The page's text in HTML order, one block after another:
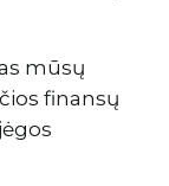
mūsų
finansų